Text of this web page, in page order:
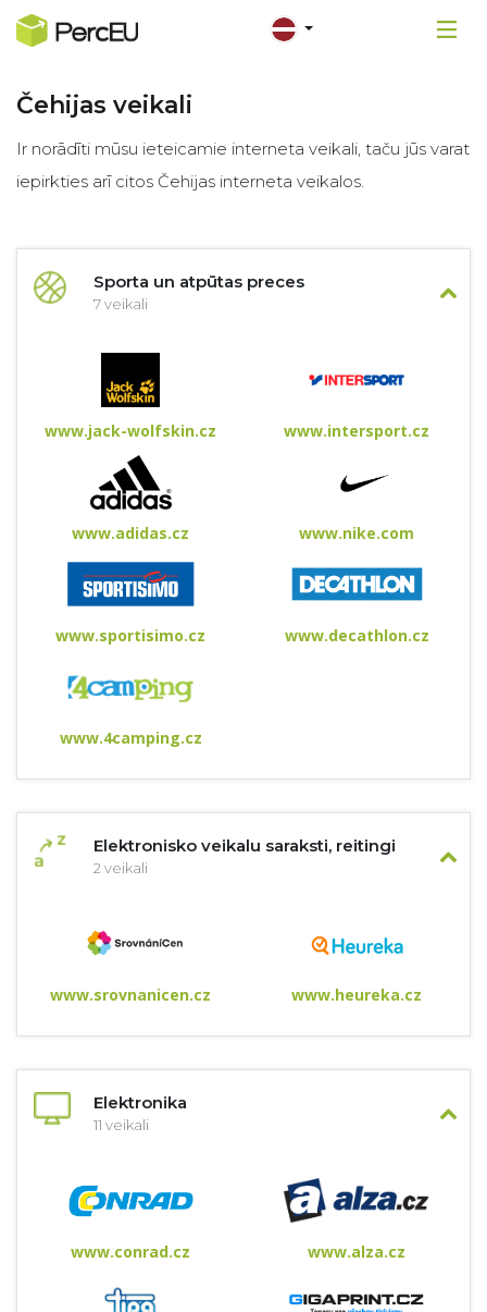
Čehijas veikali
Ir norādīti mūsu ieteicamie interneta veikali, taču jūs varat
iepirkties arī citos Čehijas interneta veikalos.
Sporta un atpūtas preces
7 veikali
www.jack-wolfskin.cz www.intersport.cz
www.adidas.cz www.nike.com
www.sportisimo.cz www.decathlon.cz
www.4camping.cz
Elektronisko veikalu saraksti, reitingi
2 veikali
www.srovnanicen.cz www.heureka.cz
Elektronika
11 veikali
www.conrad.cz www.alza.cz